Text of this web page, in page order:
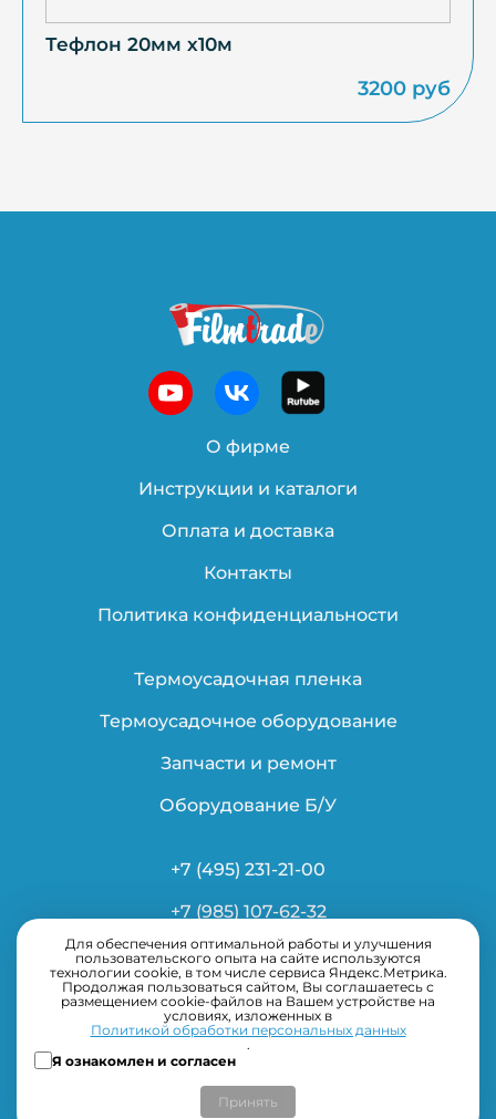
Для обеспечения оптимальной работы и улучшения
пользовательского опыта на сайте используются
технологии cookie, в том числе сервиса Яндекс.Метрика.
Продолжая пользоваться сайтом, Вы соглашаетесь с
размещением cookie-файлов на Вашем устройстве на
условиях, изложенных в
Политикой обработки персональных данных
.
Я ознакомлен и согласен
Принять
Тефлон 20мм х10м
3200 руб
О фирме
Инструкции и каталоги
Оплата и доставка
Контакты
Политика конфиденциальности
Термоусадочная пленка
Термоусадочное оборудование
Запчасти и ремонт
Оборудование Б/У
+7 (495) 231-21-00
+7 (985) 107-62-32
info@ardsystems.ru